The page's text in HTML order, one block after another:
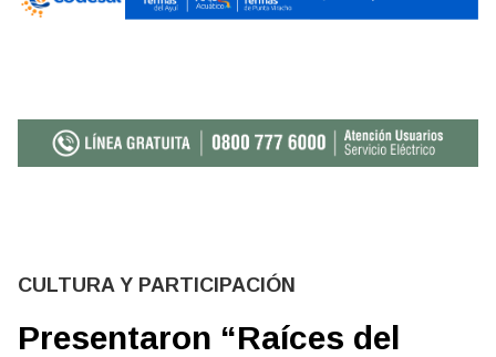
CULTURA Y PARTICIPACIÓN
Presentaron “Raíces del